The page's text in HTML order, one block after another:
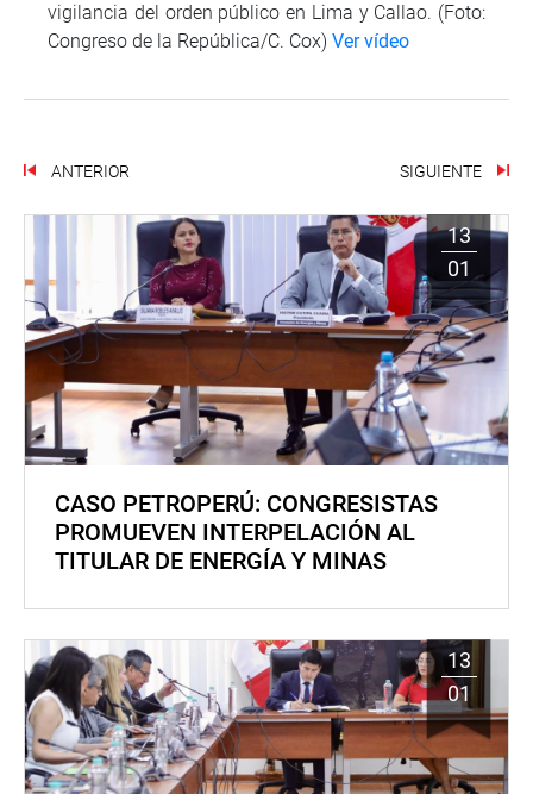
vigilancia del orden público en Lima y Callao. (Foto:
Congreso de la República/C. Cox) Ver vídeo
ANTERIOR SIGUIENTE
13
01
CASO PETROPERÚ: CONGRESISTAS
PROMUEVEN INTERPELACIÓN AL
TITULAR DE ENERGÍA Y MINAS
13
01